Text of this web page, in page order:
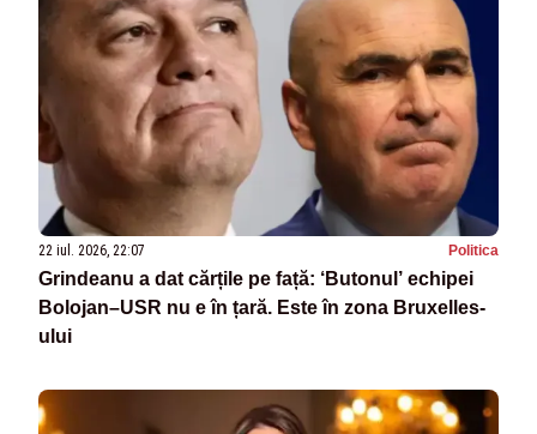
22 iul. 2026, 22:07 Politica
Grindeanu a dat cărțile pe față: ‘Butonul’ echipei
Bolojan–USR nu e în țară. Este în zona Bruxelles-
ului